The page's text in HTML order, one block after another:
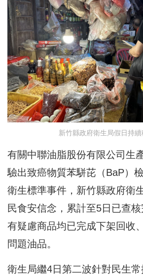
新竹縣政府衛生局假日持續
有關中聯油脂股份有限公司生
驗出致癌物質苯駢芘（BaP）
衛生標準事件，新竹縣政府衛
民食安信念，累計至5日已查核
有疑慮商品均已完成下架回收
問題油品。
衛生局繼4日第二波針對民生